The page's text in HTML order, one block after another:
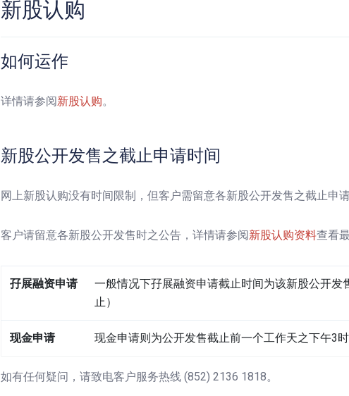
新股认购
如何运作
详情请参阅新股认购。
新股公开发售之截止申请时间
网上新股认购没有时间限制，但客户需留意各新股公开发售之截止申
客户请留意各新股公开发售时之公告，详情请参阅新股认购资料查看
孖展融资申请
一般情况下孖展融资申请截止时间为该新股公开
止）
现金申请 现金申请则为公开发售截止前一个工作天之下午3
如有任何疑问，请致电客户服务热线 (852) 2136 1818。